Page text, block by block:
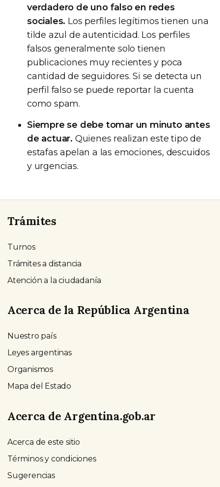
verdadero de uno falso en redes
sociales. Los perfiles legítimos tienen una
tilde azul de autenticidad. Los perfiles
falsos generalmente solo tienen
publicaciones muy recientes y poca
cantidad de seguidores. Si se detecta un
perfil falso se puede reportar la cuenta
como spam.
Siempre se debe tomar un minuto antes
de actuar. Quienes realizan este tipo de
estafas apelan a las emociones, descuidos
y urgencias.
Trámites
Turnos
Trámites a distancia
Atención a la ciudadanía
Acerca de la República Argentina
Nuestro país
Leyes argentinas
Organismos
Mapa del Estado
Acerca de Argentina.gob.ar
Acerca de este sitio
Términos y condiciones
Sugerencias